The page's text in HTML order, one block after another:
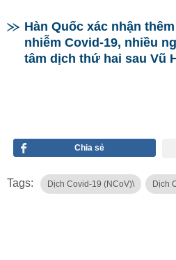
Hàn Quốc xác nhận
nhiễm Covid-19, nhiều
tâm dịch thứ hai sau Vũ
Chia sẻ
Tags: Dịch Covid-19 (NCoV)\ Dịch